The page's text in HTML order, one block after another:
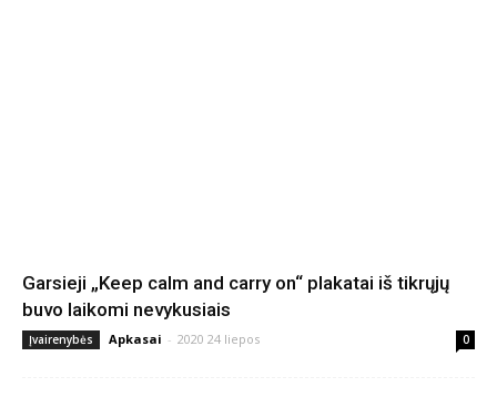
Garsieji „Keep calm and carry on“ plakatai iš tikrųjų
buvo laikomi nevykusiais
Įvairenybės Apkasai - 2020 24 liepos 0